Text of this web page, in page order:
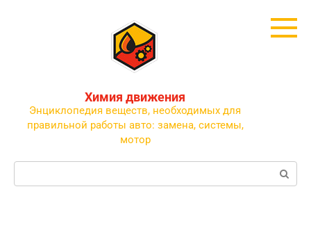
Химия движения
Энциклопедия веществ, необходимых для
правильной работы авто: замена, системы,
мотор
Поиск: